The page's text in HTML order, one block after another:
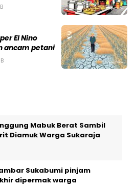
El Nino
ancam petani
Mabuk Berat Sambil
Diamuk Warga Sukaraja
Sukabumi pinjam
dipermak warga